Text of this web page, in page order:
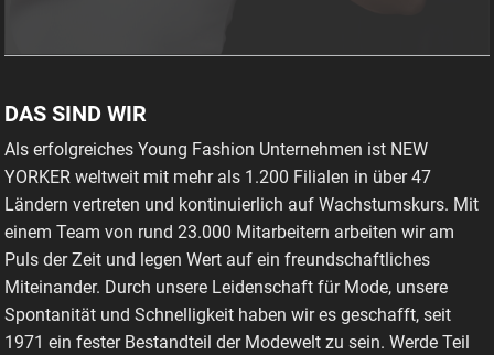
DAS SIND WIR
Als erfolgreiches Young Fashion Unternehmen ist NEW
YORKER weltweit mit mehr als 1.200 Filialen in über 47
Ländern vertreten und kontinuierlich auf Wachstumskurs. Mit
einem Team von rund 23.000 Mitarbeitern arbeiten wir am
Puls der Zeit und legen Wert auf ein freundschaftliches
Miteinander. Durch unsere Leidenschaft für Mode, unsere
Spontanität und Schnelligkeit haben wir es geschafft, seit
1971 ein fester Bestandteil der Modewelt zu sein. Werde Teil